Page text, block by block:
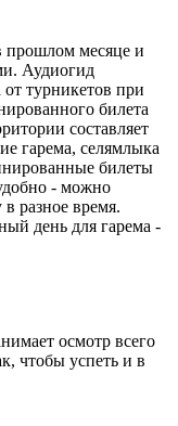
прошлом месяце и
Аудиогид
от турникетов при
билета
составляет
гарема, селямлыка
билеты
- можно
разное время.
день для гарема -
осмотр всего
чтобы успеть и в